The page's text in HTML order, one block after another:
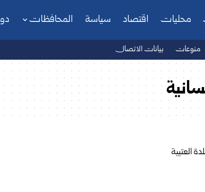
محليات اقتصاد سياسة المحافظات
منوعات بيانات الاتصال